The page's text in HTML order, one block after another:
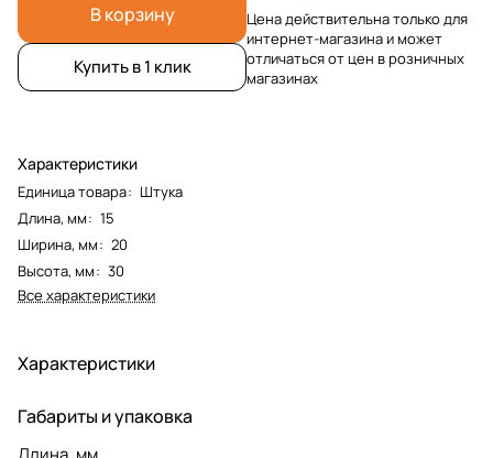
В корзину
Купить в 1 клик
Характеристики
Единица товара: Штука
Длина, мм: 15
Ширина, мм: 20
Высота, мм: 30
Все характеристики
Цена действительна только для
интернет-магазина и может
отличаться от цен в розничных
магазинах
Характеристики
Габариты и упаковка